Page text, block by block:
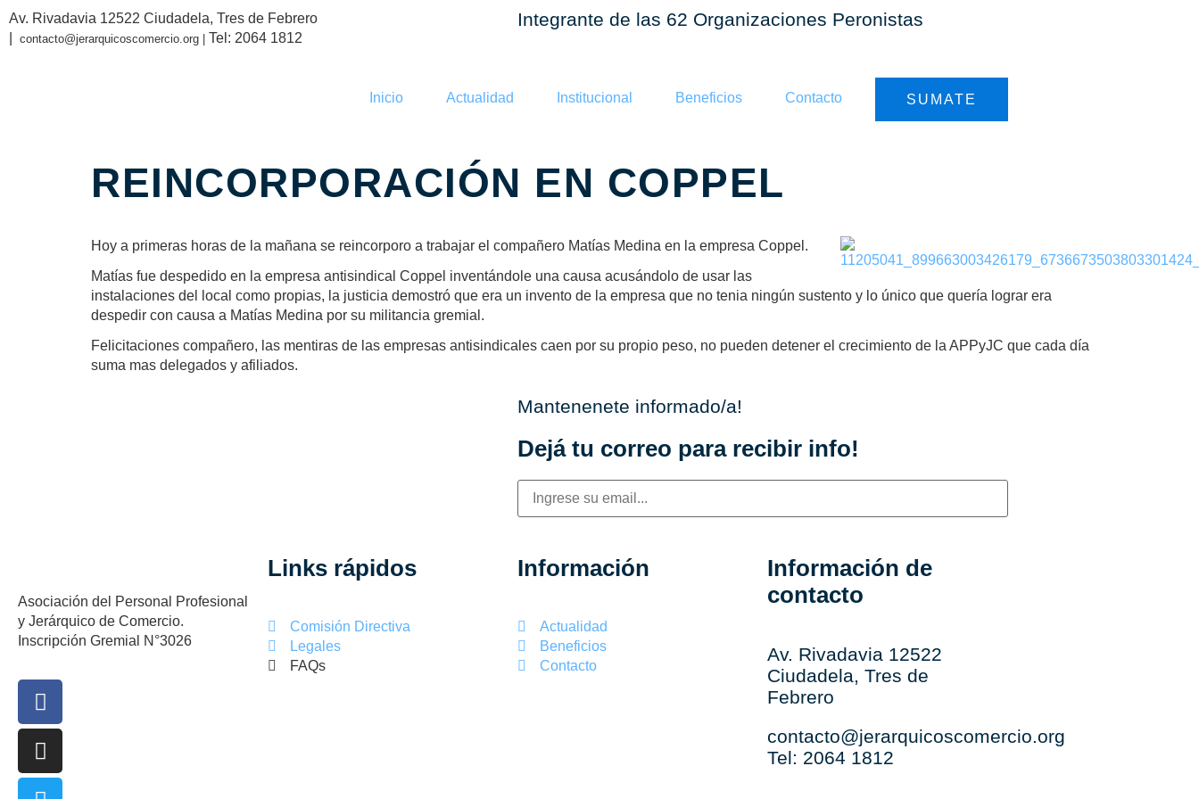
Av. Rivadavia 12522 Ciudadela, Tres de Febrero
contacto@jerarquicoscomercio.org | Tel: 2064 1812
Integrante de las 62 Organizaciones Peronistas
Inicio Actualidad Institucional Beneficios Contacto SUMATE
REINCORPORACIÓN EN COPPEL
Hoy a primeras horas de la mañana se reincorporo a trabajar el compañero Matías Medina en la empresa Coppel.
Matías fue despedido en la empresa antisindical Coppel inventándole una causa acusándolo de usar las
instalaciones del local como propias, la justicia demostró que era un invento de la empresa que no tenia ningún sustento y lo único que quería lograr era
despedir con causa a Matías Medina por su militancia gremial.
Felicitaciones compañero, las mentiras de las empresas antisindicales caen por su propio peso, no pueden detener el crecimiento de la APPyJC que cada día
suma mas delegados y afiliados.
Mantenenete informado/a!
Dejá tu correo para recibir info!
Asociación del Personal Profesional
y Jerárquico de Comercio.
Inscripción Gremial N°3026
Links rápidos
Comisión Directiva
Legales
FAQs
Información
Actualidad
Beneficios
Contacto
Información de
contacto
Av. Rivadavia 12522
Ciudadela, Tres de
Febrero
contacto@jerarquicoscomercio.org
Tel: 2064 1812